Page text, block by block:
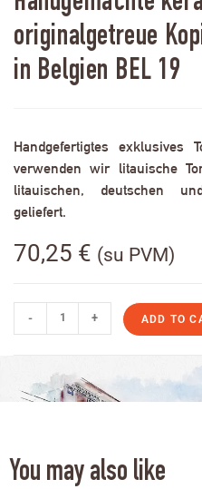
originalgetreue
in Belgien BEL 19
Handgefertigtes exklusives
verwenden wir litauische
litauischen, deutschen
geliefert.
70,25 € (su PVM)
- + ADD TO
You may also like